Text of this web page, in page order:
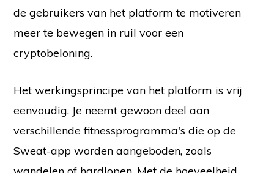
de gebruikers van het platform te motiveren
meer te bewegen in ruil voor een
cryptobeloning.
Het werkingsprincipe van het platform is vrij
eenvoudig. Je neemt gewoon deel aan
verschillende fitnessprogramma's die op de
Sweat-app worden aangeboden, zoals